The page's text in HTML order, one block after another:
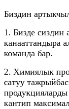
Биздин
1. Бизде
канааттандыра
команда бар.
2. Химиялык
сатуу
кантип